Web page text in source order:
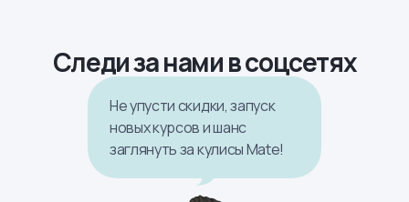
Следи за нами в соцсетях
Не упусти скидки, запуск
новых курсов и шанс
заглянуть за кулисы Mate!